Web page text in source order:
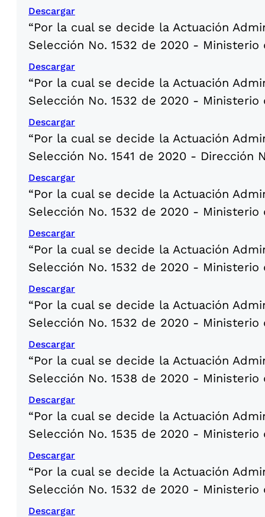
Descargar
“Por la cual se decide la Actuación
Selección No. 1532 de 2020 -
Descargar
“Por la cual se decide la Actuación
Selección No. 1532 de 2020 -
Descargar
“Por la cual se decide la Actuación
Selección No. 1541 de 2020 -
Descargar
“Por la cual se decide la Actuación
Selección No. 1532 de 2020 -
Descargar
“Por la cual se decide la Actuación
Selección No. 1532 de 2020 -
Descargar
“Por la cual se decide la Actuación
Selección No. 1532 de 2020 -
Descargar
“Por la cual se decide la Actuación
Selección No. 1538 de 2020 -
Descargar
“Por la cual se decide la Actuación
Selección No. 1535 de 2020 -
Descargar
“Por la cual se decide la Actuación
Selección No. 1532 de 2020 -
Descargar